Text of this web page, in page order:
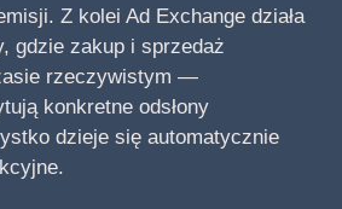
Z kolei Ad Exchange działa
gdzie zakup i sprzedaż
rzeczywistym —
konkretne odsłony
dzieje się automatycznie